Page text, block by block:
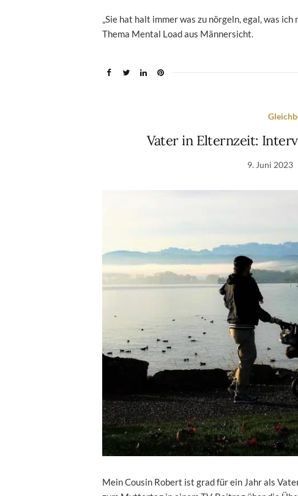
„Sie hat halt immer was zu nörgeln, egal, was
Thema Mental Load aus Männersicht.
Vater in Elternzeit:
9. Juni 2023
Mein Cousin Robert ist grad für ein Jahr als